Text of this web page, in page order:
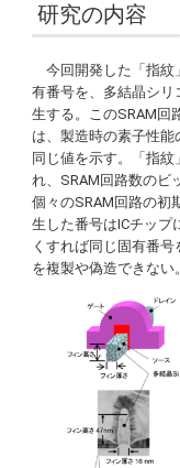
研究の内容
今回開発した「指紋
有番号を、多結晶シリ
生する。このSRAM回
は、製造時の素子性
同じ値を示す。「指
れ、SRAM回路数のビ
個々のSRAM回路の初
生した番号はICチップ
くすれば同じ固有番
を複製や偽造できない。